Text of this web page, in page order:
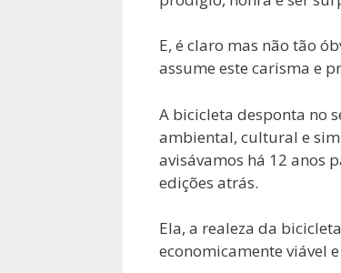
E, é claro mas não tão
assume este carisma e
A bicicleta desponta no
ambiental, cultural e
avisávamos há 12 anos
edições atrás.
Ela, a realeza da
economicamente viável